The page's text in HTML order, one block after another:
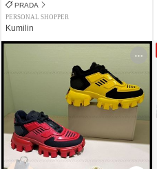
PRADA
PERSONAL SHOPPER
Kumilin